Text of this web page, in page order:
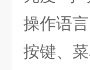
操作语言
按键、